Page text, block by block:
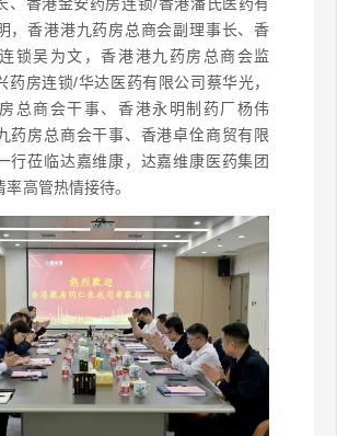
，香港港九药房总商会副理事长、香
锁吴为文，香港港九药房总商会监
药房连锁/华达医药有限公司蔡华光，
总商会干事、香港永明制药厂杨伟
药房总商会干事、香港卓佺商贸有限
行莅临达嘉维康，达嘉维康医药集团
高管热情接待。